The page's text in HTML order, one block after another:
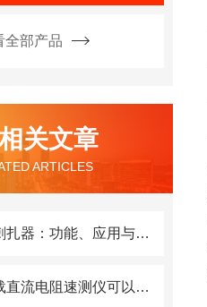
全部产品
关文章
ARTICLES
便携式电缆刺扎器：功能、应用与优势
使用感性负载直流电阻速测仪可以简化测试步骤